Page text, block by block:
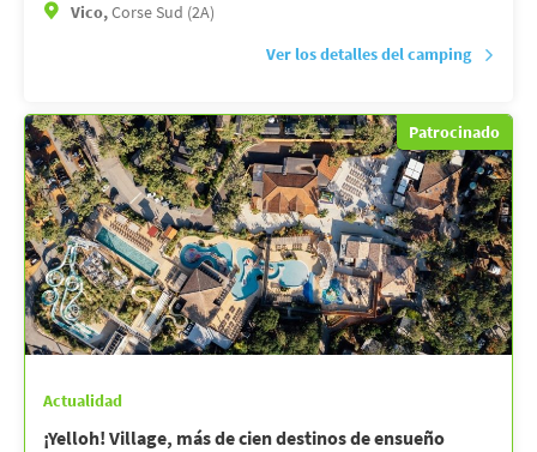
Vico,Corse Sud (2A)
Ver los detalles del camping
Patrocinado
Actualidad
¡Yelloh! Village, más de cien destinos de ensueño